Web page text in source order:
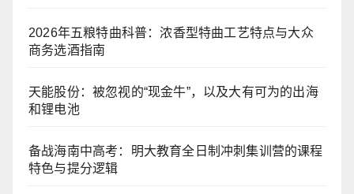
2026年五粮特曲科普：浓香型特曲工艺特点与大众
商务选酒指南
天能股份：被忽视的“现金牛”，以及大有可为的出海
和锂电池
备战海南中高考：明大教育全日制冲刺集训营的课程
特色与提分逻辑